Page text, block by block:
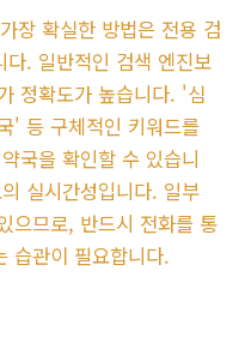
장 확실한 방법은 전용 검
. 일반적인 검색 엔진보
정확도가 높습니다. '심
' 등 구체적인 키워드를
국을 확인할 수 있습니
실시간성입니다. 일부
으므로, 반드시 전화를 통
습관이 필요합니다.